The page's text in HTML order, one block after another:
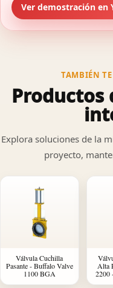
Ver demostración en
TAMBIÉN
Productos
Explora soluciones de la
proyecto,
Válvula Cuchilla
Pasante - Buffalo Valve
1100 BGA
Alta
2200